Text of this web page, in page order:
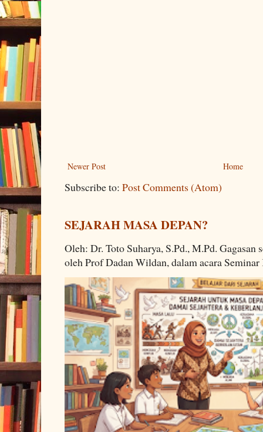
Newer Post Home
Subscribe to: Post Comments (Atom)
SEJARAH MASA DEPAN?
Oleh: Dr. Toto Suharya, S.Pd., M.Pd. Gagasan
oleh Prof Dadan Wildan, dalam acara